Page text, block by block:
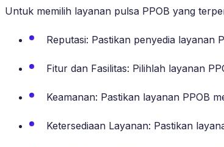
Untuk memilih layanan pulsa PPOB yang
Reputasi: Pastikan penyedia layanan
Fitur dan Fasilitas: Pilihlah layanan
Keamanan: Pastikan layanan PPOB
Ketersediaan Layanan: Pastikan